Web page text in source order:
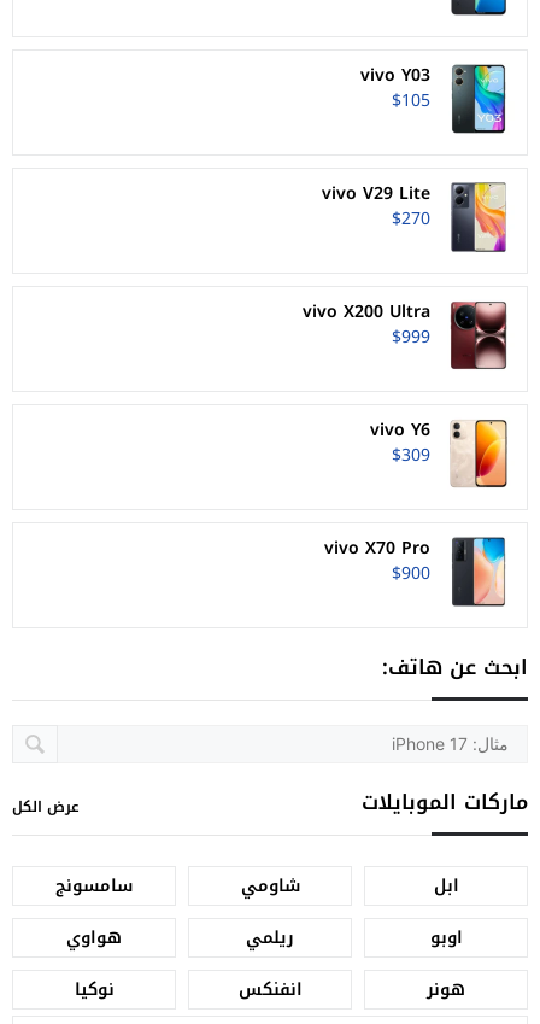
vivo Y03
$105
vivo V29 Lite
$270
vivo X200 Ultra
$999
vivo Y6
$309
vivo X70 Pro
$900
ابحث عن هاتف:
ماركات الموبايلات عرض الكل
ابل شاومي
سامسونج
اوبو
ريلمي
هواوي
هونر
انفنكس
نوكيا